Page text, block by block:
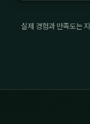
실제 경험과 만족도는